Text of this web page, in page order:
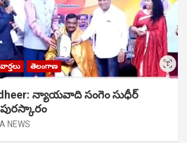
తెలంగాణ
న్యాయవాది సంగెం సుధీర్
NEWS